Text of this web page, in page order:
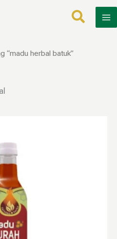
“madu herbal batuk”